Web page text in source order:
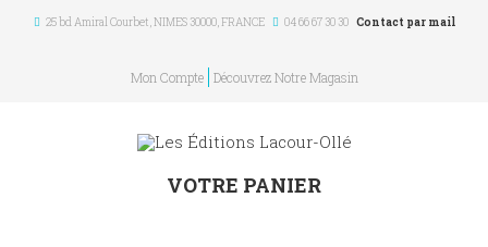
25 bd Amiral Courbet, NIMES 30000,FRANCE 04 66 67 30 30 Contact par mail
Mon Compte Découvrez Notre Magasin
VOTRE PANIER